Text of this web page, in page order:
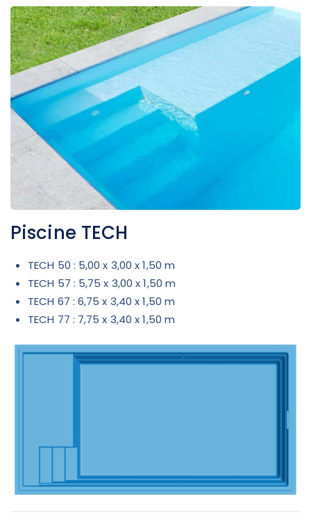
Piscine TECH
TECH 50 : 5,00 x 3,00 x 1,50 m
TECH 57 : 5,75 x 3,00 x 1,50 m
TECH 67 : 6,75 x 3,40 x 1,50 m
TECH 77 : 7,75 x 3,40 x 1,50 m